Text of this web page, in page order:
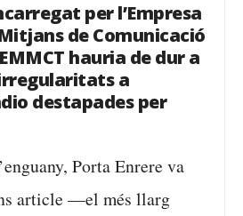
per l’Empresa
de Comunicació
hauria de dur a
a
destapades per
Porta Enrere va
article —el més llarg